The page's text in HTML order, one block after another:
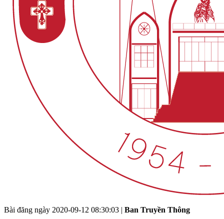
Bài đăng ngày 2020-09-12 08:30:03 | Ban Truyền Thông